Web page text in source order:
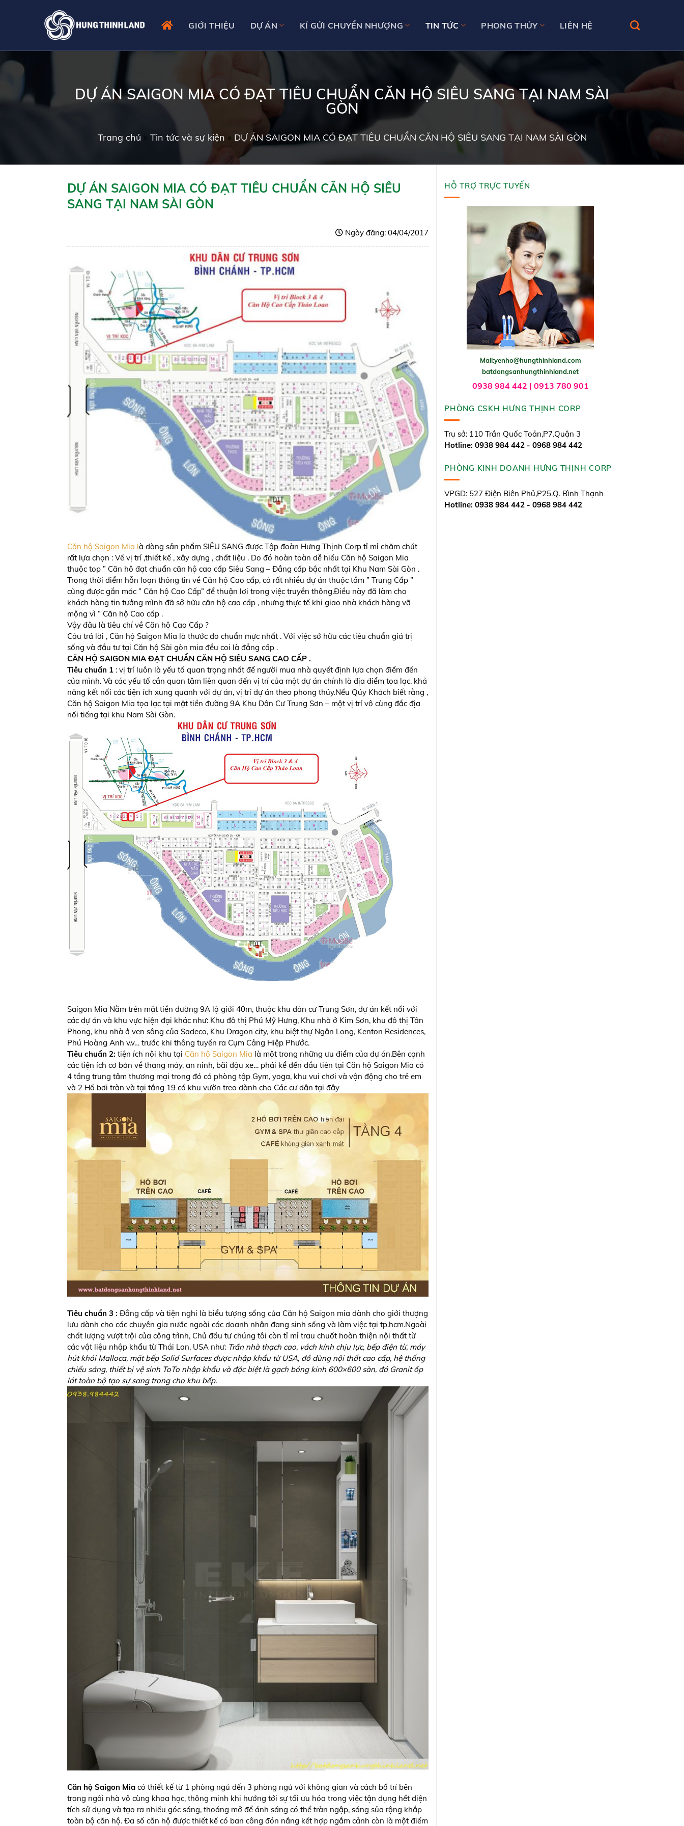
GIỚI THIỆU DỰ ÁN KÍ GỬI CHUYỂN NHƯỢNG TIN TỨC PHONG THỦY LIÊN HỆ
DỰ ÁN SAIGON MIA CÓ ĐẠT TIÊU CHUẨN CĂN HỘ SIÊU SANG TẠI NAM SÀI
GÒN
Trang chủ » Tin tức và sự kiện » DỰ ÁN SAIGON MIA CÓ ĐẠT TIÊU CHUẨN CĂN HỘ SIÊU SANG TẠI NAM SÀI GÒN
DỰ ÁN SAIGON MIA CÓ ĐẠT TIÊU CHUẨN CĂN HỘ SIÊU
SANG TẠI NAM SÀI GÒN
Ngày đăng: 04/04/2017
Căn hộ Saigon Mia là dòng sản phẩm SIÊU SANG được Tập đoàn Hưng Thịnh Corp tỉ mỉ chăm chút
rất lựa chọn : Về vị trí ,thiết kế , xây dựng , chất liệu . Do đó hoàn toàn dễ hiểu Căn hộ Saigon Mia
thuộc top ” Căn hô đạt chuẩn căn hộ cao cấp Siêu Sang – Đẳng cấp bậc nhất tại Khu Nam Sài Gòn .
Trong thời điểm hỗn loạn thông tin về Căn hộ Cao cấp, có rất nhiều dự án thuộc tầm ” Trung Cấp ”
cũng được gắn mác ” Căn hộ Cao Cấp” để thuận lơi trong việc truyền thông.Điều này đã làm cho
khách hàng tin tưởng mình đã sở hữu căn hộ cao cấp , nhưng thực tế khi giao nhà khách hàng vỡ
mộng vì ” Căn hộ Cao cấp .
Vậy đâu là tiêu chí về Căn hộ Cao Cấp ?
Câu trả lời , Căn hộ Saigon Mia là thước đo chuẩn mực nhất . Với việc sở hữu các tiêu chuẩn giá trị
sống và đầu tư tại Căn hộ Sài gòn mia đều coi là đẳng cấp .
CĂN HỘ SAIGON MIA ĐẠT CHUẨN CĂN HỘ SIÊU SANG CAO CẤP .
Tiêu chuẩn 1 : vị trí luôn là yếu tố quan trọng nhất để người mua nhà quyết định lựa chọn điểm đến
của mình. Và các yếu tố cần quan tâm liên quan đến vị trí của một dự án chính là địa điểm tọa lạc, khả
năng kết nối các tiện ích xung quanh với dự án, vị trí dự án theo phong thủy.Nếu Qúy Khách biết rằng ,
Căn hộ Saigon Mia tọa lạc tại mặt tiền đường 9A Khu Dân Cư Trung Sơn – một vị trí vô cùng đắc địa
nổi tiếng tại khu Nam Sài Gòn.
Saigon Mia Nằm trên mặt tiền đường 9A lộ giới 40m, thuộc khu dân cư Trung Sơn, dự án kết nối với
các dự án và khu vực hiện đại khác như: Khu đô thị Phú Mỹ Hưng, Khu nhà ở Kim Sơn, khu đô thị Tân
Phong, khu nhà ở ven sông của Sadeco, Khu Dragon city, khu biệt thự Ngân Long, Kenton Residences,
Phú Hoàng Anh v.v… trước khi thông tuyến ra Cụm Cảng Hiệp Phước.
Tiêu chuẩn 2: tiện ích nội khu tại Căn hộ Saigon Mia là một trong những ưu điểm của dự án.Bên cạnh
các tiện ích cơ bản về thang máy, an ninh, bãi đậu xe… phải kể đến đầu tiên tại Căn hộ Saigon Mia có
4 tầng trung tâm thương mại trong đó có phòng tập Gym, yoga, khu vui chơi và vận động cho trẻ em
và 2 Hồ bơi tràn và tại tầng 19 có khu vườn treo dành cho Các cư dân tại đây
Tiêu chuẩn 3 : Đẳng cấp và tiện nghi là biểu tượng sống của Căn hộ Saigon mia dành cho giới thượng
lưu dành cho các chuyên gia nước ngoài các doanh nhân đang sinh sống và làm việc tại tp.hcm.Ngoài
chất lượng vượt trội của công trình, Chủ đầu tư chúng tôi còn tỉ mỉ trau chuốt hoàn thiện nội thất từ
các vật liệu nhập khẩu từ Thái Lan, USA như: Trần nhà thạch cao, vách kính chịu lực, bếp điện từ, máy
hút khói Malloca, mặt bếp Solid Surfaces được nhập khẩu từ USA, đồ dùng nội thất cao cấp, hệ thống
chiếu sáng, thiết bị vệ sinh ToTo nhập khẩu và đặc biệt là gạch bóng kinh 600×600 sàn, đá Granit ốp
lát toàn bộ tạo sự sang trong cho khu bếp.
Căn hộ Saigon Mia có thiết kế từ 1 phòng ngủ đến 3 phòng ngủ với không gian và cách bố trí bên
trong ngôi nhà vô cùng khoa học, thông minh khi hướng tới sự tối ưu hóa trong việc tận dụng hết diện
tích sử dụng và tạo ra nhiều góc sáng, thoáng mở để ánh sáng có thể tràn ngập, sáng sủa rộng khắp
toàn bộ căn hộ. Đa số căn hộ được thiết kế có ban công đón nắng kết hợp ngắm cảnh còn là một điểm
HỖ TRỢ TRỰC TUYẾN
Mail:yenho@hungthinhland.com
batdongsanhungthinhland.net
0938 984 442 | 0913 780 901
PHÒNG CSKH HƯNG THỊNH CORP
Trụ sở: 110 Trần Quốc Toản,P7.Quận 3
Hotline: 0938 984 442 - 0968 984 442
PHÒNG KINH DOANH HƯNG THỊNH CORP
VPGD: 527 Điện Biên Phủ,P25.Q. Bình Thạnh
Hotline: 0938 984 442 - 0968 984 442